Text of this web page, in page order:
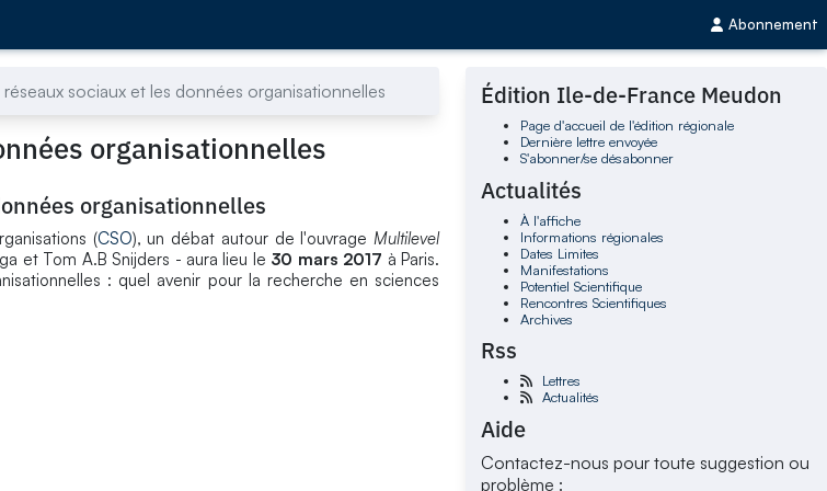
Abonnement
sociaux et les données organisationnelles
organisationnelles
organisationnelles
(CSO), un débat autour de l'ouvrage Multilevel
et Tom A.B Snijders - aura lieu le 30 mars 2017 à Paris.
: quel avenir pour la recherche en sciences
Édition Ile-de-France Meudon
Page d'accueil de l'édition régionale
Dernière lettre envoyée
S'abonner/se désabonner
Actualités
À l'affiche
Informations régionales
Dates Limites
Manifestations
Potentiel Scientifique
Rencontres Scientifiques
Archives
Rss
Lettres
Actualités
Aide
Contactez-nous pour toute suggestion ou
problème :